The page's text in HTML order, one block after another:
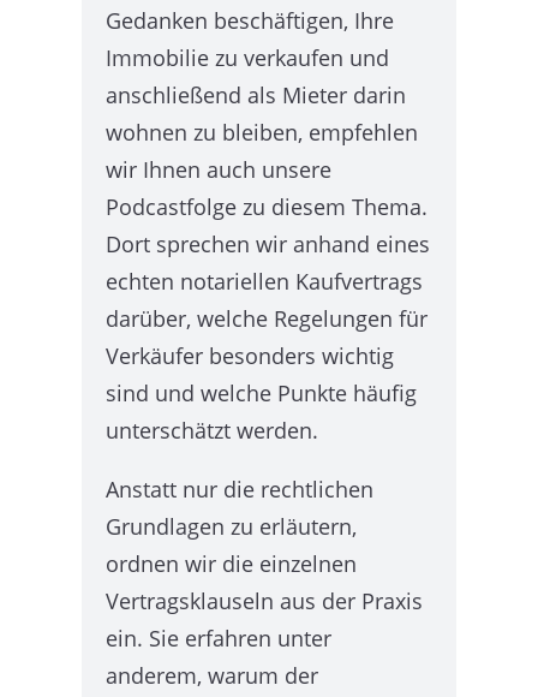
Gedanken beschäftigen, Ihre
Immobilie zu verkaufen und
anschließend als Mieter darin
wohnen zu bleiben, empfehlen
wir Ihnen auch unsere
Podcastfolge zu diesem Thema.
Dort sprechen wir anhand eines
echten notariellen Kaufvertrags
darüber, welche Regelungen für
Verkäufer besonders wichtig
sind und welche Punkte häufig
unterschätzt werden.
Anstatt nur die rechtlichen
Grundlagen zu erläutern,
ordnen wir die einzelnen
Vertragsklauseln aus der Praxis
ein. Sie erfahren unter
anderem, warum der